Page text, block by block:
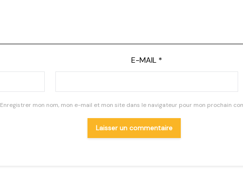
E-MAIL *
Enregistrer mon nom, mon e-mail et mon site dans le navigateur pour mon prochain